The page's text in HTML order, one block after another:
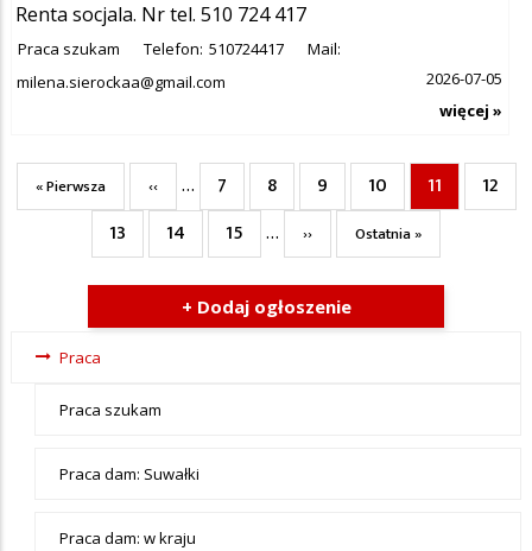
Renta socjala. Nr tel. 510 724 417
Praca szukam Telefon: 510724417
Mail:
milena.sierockaa@gmail.com
2026-07-05
więcej »
Stronicowanie
Pierwsza
strona
« Pierwsza
Poprzednia
strona
‹‹ … Page
7 Page
8 Page
9 Page
10
Bieżąca
strona
11 Page
12
Page
13 Page
14 Page
15 …
Następna
strona
››
Ostatnia
strona
Ostatnia »
+ Dodaj ogłoszenie
Ogłoszenia
menu-
Praca
Praca szukam
Praca dam: Suwałki
Praca dam: w kraju